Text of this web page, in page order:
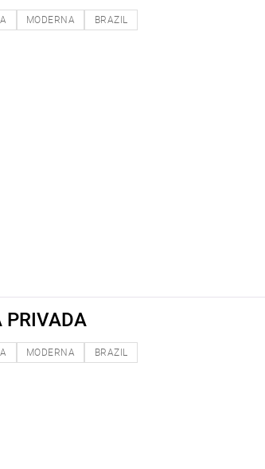
MODERNA BRAZIL
PRIVADA
MODERNA BRAZIL